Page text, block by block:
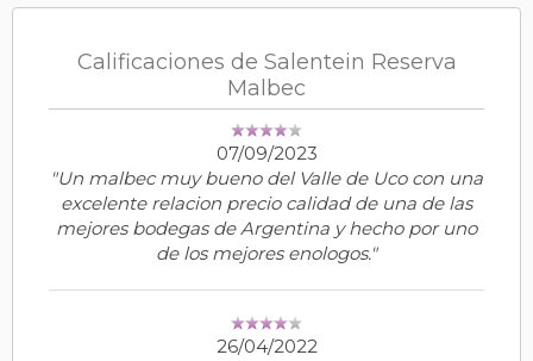
Calificaciones de Salentein Reserva
Malbec
07/09/2023
"Un malbec muy bueno del Valle de Uco con una
excelente relacion precio calidad de una de las
mejores bodegas de Argentina y hecho por uno
de los mejores enologos."
26/04/2022